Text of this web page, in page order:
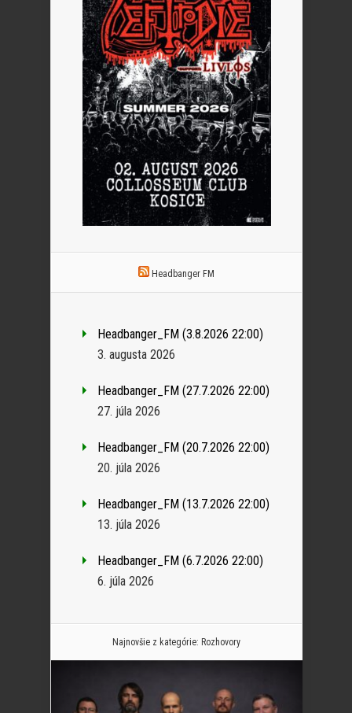
Headbanger FM
Headbanger_FM (3.8.2026 22:00)
3. augusta 2026
Headbanger_FM (27.7.2026 22:00)
27. júla 2026
Headbanger_FM (20.7.2026 22:00)
20. júla 2026
Headbanger_FM (13.7.2026 22:00)
13. júla 2026
Headbanger_FM (6.7.2026 22:00)
6. júla 2026
Najnovšie z kategórie: Rozhovory